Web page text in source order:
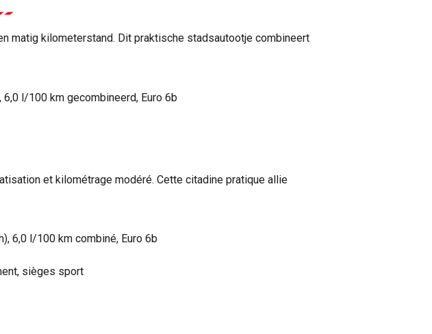
matig kilometerstand. Dit praktische stadsautootje combineert
l/100 km gecombineerd, Euro 6b
et kilométrage modéré. Cette citadine pratique allie
6,0 l/100 km combiné, Euro 6b
sièges sport